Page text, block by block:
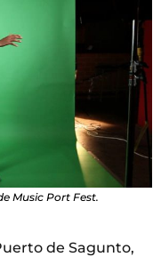
Music Port Fest.
de Sagunto,